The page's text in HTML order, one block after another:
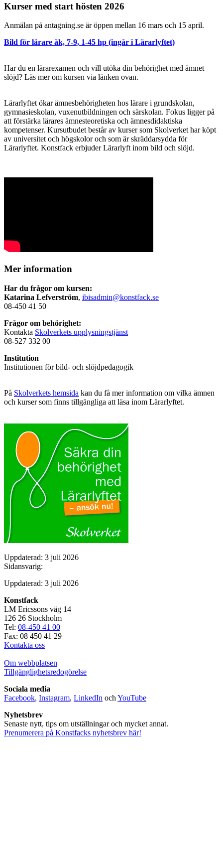
Kurser med start hösten 2026
Anmälan på antagning.se är öppen mellan 16 mars och 15 april.
Bild för lärare åk, 7-9, 1-45 hp (ingår i Lärarlyftet)
Har du en lärarexamen och vill utöka din behörighet med ämnet
slöjd? Läs mer om kursen via länken ovan.
Lärarlyftet ökar ämnesbehörigheten hos lärare i grundskolan,
gymnasieskolan, vuxenutbildningen och särskolan. Fokus ligger på
att förstärka lärares ämnesteoretiska och ämnesdidaktiska
kompetenser. Kursutbudet består av kurser som Skolverket har köpt
av universitet och högskolor och som är skräddarsydda för
Lärarlyftet. Konstfack erbjuder Lärarlyft inom bild och slöjd.
Mer information
Har du frågor om kursen:
Katarina Lefverström, ibisadmin@konstfack.se
08-450 41 50
Frågor om behörighet:
Kontakta Skolverkets upplysningstjänst
08-527 332 00
Institution
Institutionen för bild- och slöjdpedagogik
På Skolverkets hemsida kan du få mer information om vilka ämnen
och kurser som finns tillgängliga att läsa inom Lärarlyftet.
Uppdaterad: 3 juli 2026
Sidansvarig:
Uppdaterad: 3 juli 2026
Konstfack
LM Ericssons väg 14
126 26 Stockholm
Tel: 08-450 41 00
Fax: 08 450 41 29
Kontakta oss
Om webbplatsen
Tillgänglighetsredogörelse
Sociala media
Facebook, Instagram, LinkedIn och YouTube
Nyhetsbrev
Senaste nytt, tips om utställningar och mycket annat.
Prenumerera på Konstfacks nyhetsbrev här!